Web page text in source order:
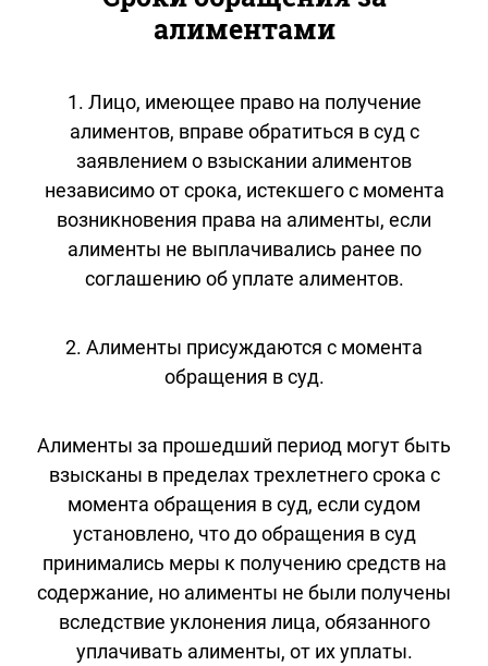
алиментами
1. Лицо, имеющее право на получение
алиментов, вправе обратиться в суд с
заявлением о взыскании алиментов
независимо от срока, истекшего с момента
возникновения права на алименты, если
алименты не выплачивались ранее по
соглашению об уплате алиментов.
2. Алименты присуждаются с момента
обращения в суд.
Алименты за прошедший период могут быть
взысканы в пределах трехлетнего срока с
момента обращения в суд, если судом
установлено, что до обращения в суд
принимались меры к получению средств на
содержание, но алименты не были получены
вследствие уклонения лица, обязанного
уплачивать алименты, от их уплаты.